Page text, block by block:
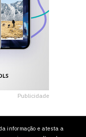
Publicidade
informação e atesta a